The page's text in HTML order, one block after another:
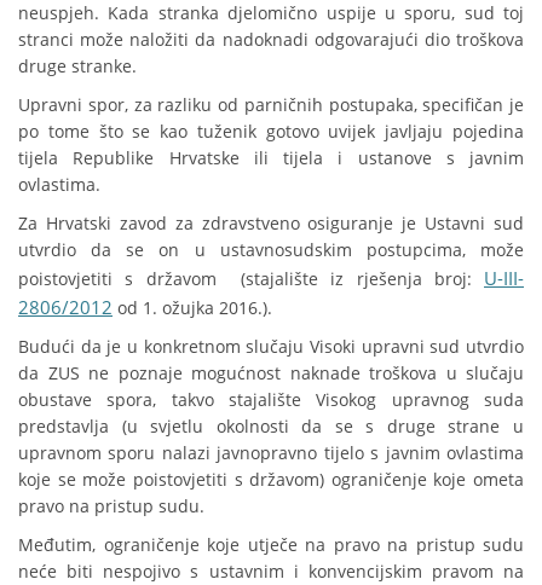
neuspjeh. Kada stranka djelomično uspije u sporu, sud toj
stranci može naložiti da nadoknadi odgovarajući dio troškova
druge stranke.
Upravni spor, za razliku od parničnih postupaka, specifičan je
po tome što se kao tuženik gotovo uvijek javljaju pojedina
tijela Republike Hrvatske ili tijela i ustanove s javnim
ovlastima.
Za Hrvatski zavod za zdravstveno osiguranje je Ustavni sud
utvrdio da se on u ustavnosudskim postupcima, može
poistovjetiti s državom (stajalište iz rješenja broj: U-III-
2806/2012 od 1. ožujka 2016.).
Budući da je u konkretnom slučaju Visoki upravni sud utvrdio
da ZUS ne poznaje mogućnost naknade troškova u slučaju
obustave spora, takvo stajalište Visokog upravnog suda
predstavlja (u svjetlu okolnosti da se s druge strane u
upravnom sporu nalazi javnopravno tijelo s javnim ovlastima
koje se može poistovjetiti s državom) ograničenje koje ometa
pravo na pristup sudu.
Međutim, ograničenje koje utječe na pravo na pristup sudu
neće biti nespojivo s ustavnim i konvencijskim pravom na